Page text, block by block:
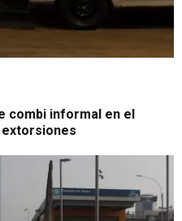
combi informal en el
extorsiones